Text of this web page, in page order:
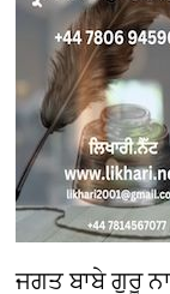
ਜਗਤ ਬਾਬੇ ਗੁਰੂ